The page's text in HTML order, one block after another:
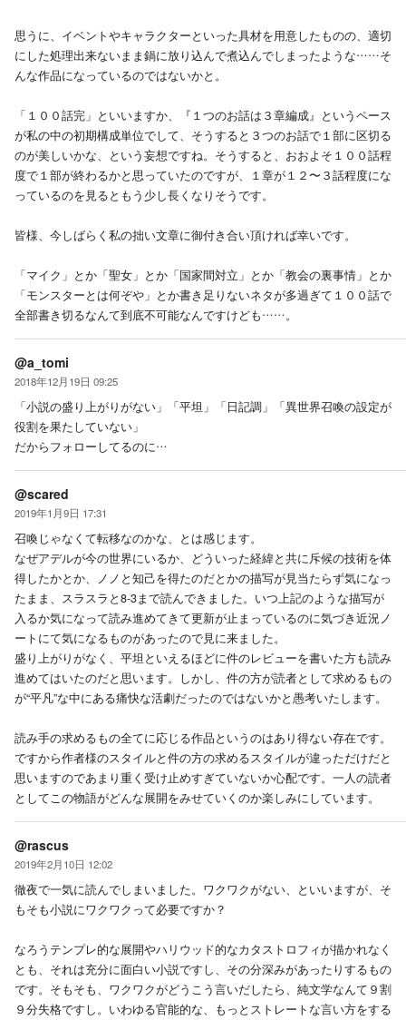
思うに、イベントやキャラクターといった具材を用意したものの、適切
にした処理出来ないまま鍋に放り込んで煮込んでしまったような……そ
んな作品になっているのではないかと。
「１００話完」といいますか、『１つのお話は３章編成』というペース
が私の中の初期構成単位でして、そうすると３つのお話で１部に区切る
のが美しいかな、という妄想ですね。そうすると、おおよそ１００話程
度で１部が終わるかと思っていたのですが、１章が１２〜３話程度にな
っているのを見るともう少し長くなりそうです。
皆様、今しばらく私の拙い文章に御付き合い頂ければ幸いです。
「マイク」とか「聖女」とか「国家間対立」とか「教会の裏事情」とか
「モンスターとは何ぞや」とか書き足りないネタが多過ぎて１００話で
全部書き切るなんて到底不可能なんですけども……。
@a_tomi
2018年12月19日 09:25
「小説の盛り上がりがない」「平坦」「日記調」「異世界召喚の設定が
役割を果たしていない」
だからフォローしてるのに…
@scared
2019年1月9日 17:31
召喚じゃなくて転移なのかな、とは感じます。
なぜアデルが今の世界にいるか、どういった経緯と共に斥候の技術を体
得したかとか、ノノと知己を得たのだとかの描写が見当たらず気になっ
たまま、スラスラと8-3まで読んできました。いつ上記のような描写が
入るか気になって読み進めてきて更新が止まっているのに気づき近況ノ
ートにて気になるものがあったので見に来ました。
盛り上がりがなく、平坦といえるほどに件のレビューを書いた方も読み
進めてはいたのだと思います。しかし、件の方が読者として求めるもの
が“平凡”な中にある痛快な活劇だったのではないかと愚考いたします。
読み手の求めるもの全てに応じる作品というのはあり得ない存在です。
ですから作者様のスタイルと件の方の求めるスタイルが違っただけだと
思いますのであまり重く受け止めすぎていないか心配です。一人の読者
としてこの物語がどんな展開をみせていくのか楽しみにしています。
@rascus
2019年2月10日 12:02
徹夜で一気に読んでしまいました。ワクワクがない、といいますが、そ
もそも小説にワクワクって必要ですか？
なろうテンプレ的な展開やハリウッド的なカタストロフィが描かれなく
とも、それは充分に面白い小説ですし、その分深みがあったりするもの
です。そもそも、ワクワクがどうこう言いだしたら、純文学なんて９割
９分失格ですし。いわゆる官能的な、もっとストレートな言い方をする